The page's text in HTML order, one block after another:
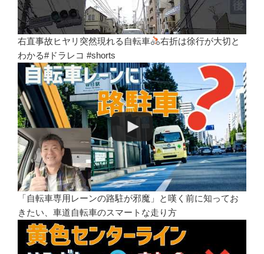
右直事故ヒヤリ突然現れる自転車
右折は徐行が大切と
わかる#ドラレコ #shorts
「自転車専用レーンの路駐が邪魔」と嘆く前に知ってお
きたい、車道自転車のスマートな走り方